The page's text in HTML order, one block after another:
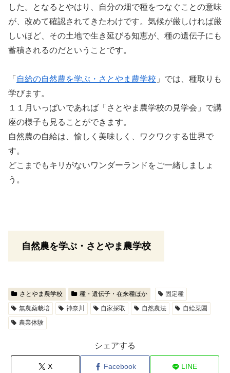
した。となるとやはり、自分の畑で種をつなぐことの意味
が、改めて確認されてきたわけです。気候が厳しければ厳
しいほど、その土地で生き延びる知恵が、種の遺伝子にも
蓄積されるのだということです。
「 自給の自然農を学ぶ・さとやま農学校 」では、種取りも
学びます。
１１月いっぱいであれば「さとやま農学校の見学会」で講
座の様子も見ることができます。
自然農の自給は、愉しく美味しく、ワクワクする世界で
す。
どこまでもキリがないワンダーランドをご一緒しましょ
う。
自然農を学ぶ・さとやま農学校
さとやま農学校 種・遺伝子・在来種ほか
固定種
無農薬栽培
神奈川 自家採取 自然農法
自給菜園
農業体験
シェアする
X Facebook LINE